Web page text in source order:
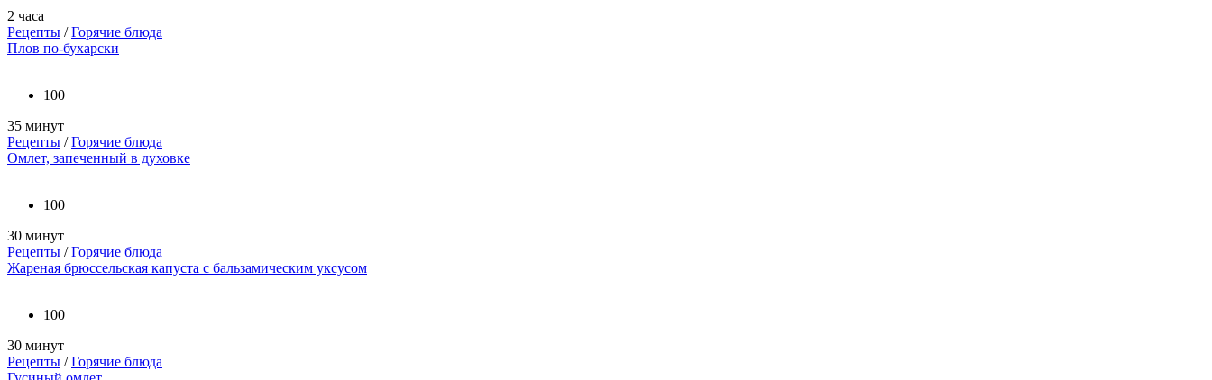
2 часа
Рецепты /Горячие блюда
Плов по-бухарски
100
35 минут
Рецепты /Горячие блюда
Омлет, запеченный в духовке
100
30 минут
Рецепты /Горячие блюда
Жареная брюссельская капуста с бальзамическим уксусом
100
30 минут
Рецепты /Горячие блюда